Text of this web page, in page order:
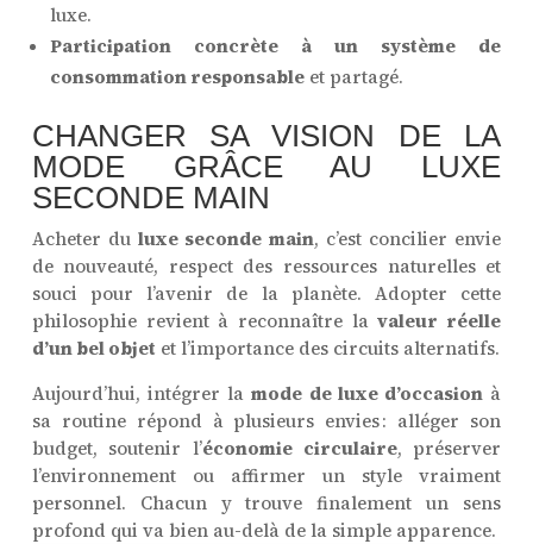
luxe.
Participation concrète à un système de
consommation responsableet partagé.
CHANGER SA VISION DE LA
MODE GRÂCE AU LUXE
SECONDE MAIN
Acheter duluxe seconde main, c’est concilier envie
de nouveauté, respect des ressources naturelles et
souci pour l’avenir de la planète. Adopter cette
philosophie revient à reconnaître lavaleur réelle
d’un bel objet et l’importance des circuits alternatifs.
Aujourd’hui, intégrer lamode de luxe d’occasionà
sa routine répond à plusieurs envies : alléger son
budget, soutenir l’économie circulaire, préserver
l’environnement ou affirmer un style vraiment
personnel. Chacun y trouve finalement un sens
profond qui va bien au-delà de la simple apparence.